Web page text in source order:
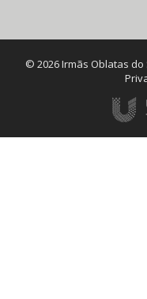
© 2026 Irmãs Oblatas